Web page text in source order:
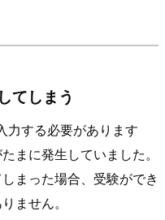
てしまう
力する必要があります
まに発生していました。
まった場合、受験ができ
ません。